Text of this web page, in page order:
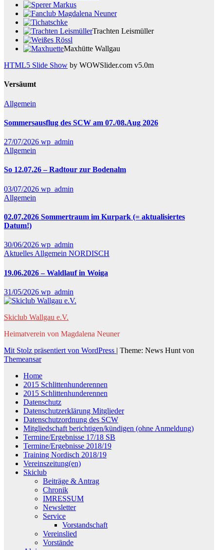
Trachten Leismüller
Maxhütte Wallgau
HTML5 Slide Show by WOWSlider.com v5.0m
Versäumt
Allgemein
Sommersausflug des SCW am 07./08.Aug 2026
27/07/2026 wp_admin
Allgemein
So 12.07.26 – Radtour zur Bodenalm
03/07/2026 wp_admin
Allgemein
02.07.2026 Sommertraum im Kurpark (= aktualisiertes
Datum!)
30/06/2026 wp_admin
Aktuelles Allgemein NORDISCH
19.06.2026 – Waldlauf in Woiga
31/05/2026 wp_admin
Skiclub Wallgau e.V.
Heimatverein von Magdalena Neuner
Mit Stolz präsentiert von WordPress | Theme: News Hunt von
Themeansar
Home
2015 Schlittenhunderennen
2015 Schlittenhunderennen
Datenschutz
Datenschutzerklärung Mitglieder
Datenschutzordnung des SCW
Mitgliedschaft berichtigen/kündigen (ohne Anmeldung)
Termine/Ergebnisse 17/18 SB
Termine/Ergebnisse 2018/19
Training Nordisch 2018/19
Vereinszeitung(en)
Skiclub
Beiträge & Antrag
Chronik
IMRESSUM
Newsletter
Service
Vorstandschaft
Vereinslied
Vorstände